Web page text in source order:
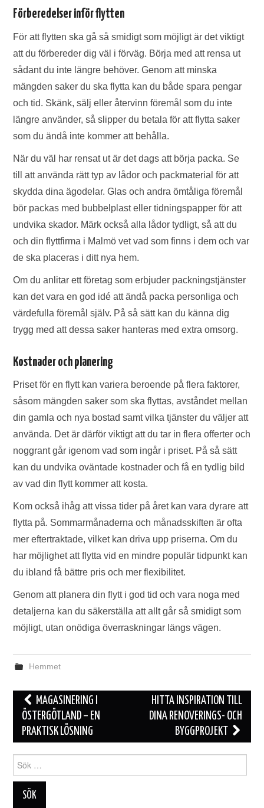
Förberedelser inför flytten
För att flytten ska gå så smidigt som möjligt är det viktigt
att du förbereder dig väl i förväg. Börja med att rensa ut
sådant du inte längre behöver. Genom att minska
mängden saker du ska flytta kan du både spara pengar
och tid. Skänk, sälj eller återvinn föremål som du inte
längre använder, så slipper du betala för att flytta saker
som du ändå inte kommer att behålla.
När du väl har rensat ut är det dags att börja packa. Se
till att använda rätt typ av lådor och packmaterial för att
skydda dina ägodelar. Glas och andra ömtåliga föremål
bör packas med bubbelplast eller tidningspapper för att
undvika skador. Märk också alla lådor tydligt, så att du
och din flyttfirma i Malmö vet vad som finns i dem och var
de ska placeras i ditt nya hem.
Om du anlitar ett företag som erbjuder packningstjänster
kan det vara en god idé att ändå packa personliga och
värdefulla föremål själv. På så sätt kan du känna dig
trygg med att dessa saker hanteras med extra omsorg.
Kostnader och planering
Priset för en flytt kan variera beroende på flera faktorer,
såsom mängden saker som ska flyttas, avståndet mellan
din gamla och nya bostad samt vilka tjänster du väljer att
använda. Det är därför viktigt att du tar in flera offerter och
noggrant går igenom vad som ingår i priset. På så sätt
kan du undvika oväntade kostnader och få en tydlig bild
av vad din flytt kommer att kosta.
Kom också ihåg att vissa tider på året kan vara dyrare att
flytta på. Sommarmånaderna och månadsskiften är ofta
mer eftertraktade, vilket kan driva upp priserna. Om du
har möjlighet att flytta vid en mindre populär tidpunkt kan
du ibland få bättre pris och mer flexibilitet.
Genom att planera din flytt i god tid och vara noga med
detaljerna kan du säkerställa att allt går så smidigt som
möjligt, utan onödiga överraskningar längs vägen.
Hemmet
Inläggsnavigering
MAGASINERING I
ÖSTERGÖTLAND – EN
PRAKTISK LÖSNING
HITTA INSPIRATION TILL
DINA RENOVERINGS- OCH
BYGGPROJEKT
efter: